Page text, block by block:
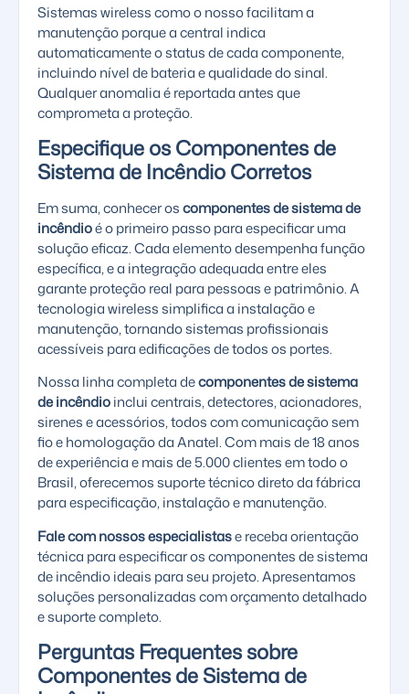
Sistemas wireless como o nosso facilitam a
manutenção porque a central indica
automaticamente o status de cada componente,
incluindo nível de bateria e qualidade do sinal.
Qualquer anomalia é reportada antes que
comprometa a proteção.
Especifique os Componentes de
Sistema de Incêndio Corretos
Em suma, conhecer oscomponentes de sistema de
incêndioé o primeiro passo para especificar uma
solução eficaz. Cada elemento desempenha função
específica, e a integração adequada entre eles
garante proteção real para pessoas e patrimônio. A
tecnologia wireless simplifica a instalação e
manutenção, tornando sistemas profissionais
acessíveis para edificações de todos os portes.
Nossa linha completa decomponentes de sistema
de incêndioinclui centrais, detectores, acionadores,
sirenes e acessórios, todos com comunicação sem
fio e homologação da Anatel. Com mais de 18 anos
de experiência e mais de 5.000 clientes em todo o
Brasil, oferecemos suporte técnico direto da fábrica
para especificação, instalação e manutenção.
Fale com nossos especialistase receba orientação
técnica para especificar os componentes de sistema
de incêndio ideais para seu projeto. Apresentamos
soluções personalizadas com orçamento detalhado
e suporte completo.
Perguntas Frequentes sobre
Componentes de Sistema de